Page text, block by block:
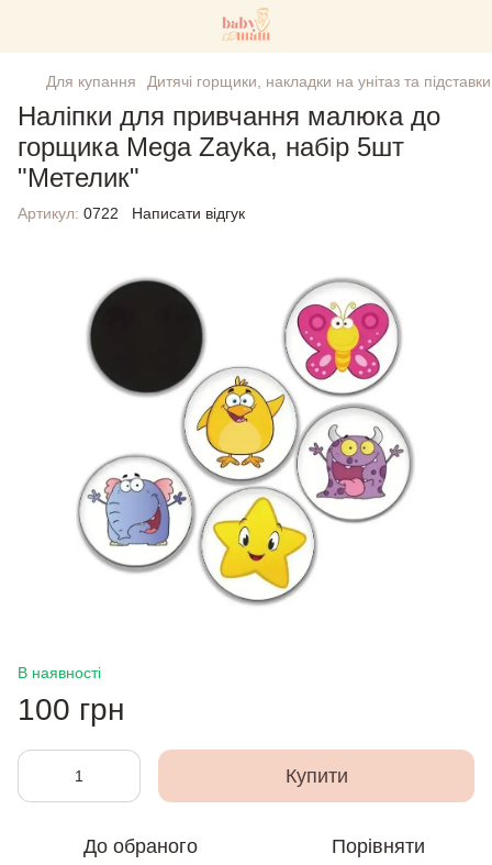
Для купання Дитячі горщики, накладки на унітаз та підставки
Наліпки для привчання малюка до
горщика Mega Zayka, набір 5шт
"Метелик"
Артикул: 0722 Написати відгук
В наявності
100 грн
Купити
До обраного Порівняти